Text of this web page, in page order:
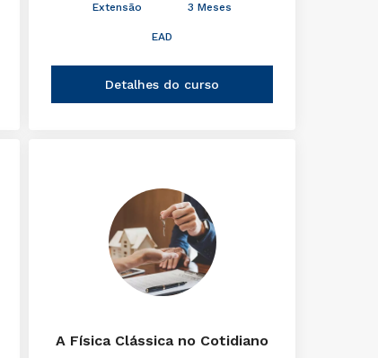
Extensão
3 Meses
EAD
Detalhes do curso
A Física Clássica no Cotidiano